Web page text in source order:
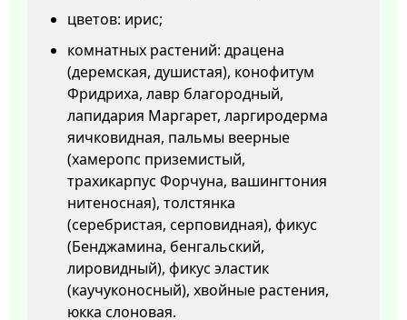
цветов: ирис;
комнатных растений: драцена
(деремская, душистая), конофитум
Фридриха, лавр благородный,
лапидария Маргарет, ларгиродерма
яичковидная, пальмы веерные
(хамеропс приземистый,
трахикарпус Форчуна, вашингтония
нитеносная), толстянка
(серебристая, серповидная), фикус
(Бенджамина, бенгальский,
лировидный), фикус эластик
(каучуконосный), хвойные растения,
юкка слоновая.